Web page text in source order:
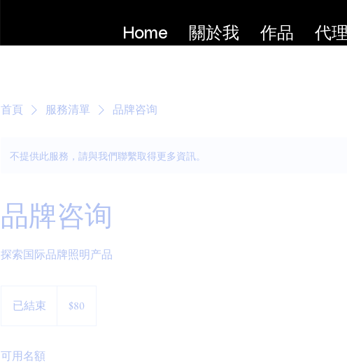
Home 關於我 作品 代
首頁 服務清單 品牌咨询
不提供此服務，請與我們聯繫取得更多資訊。
品牌咨询
探索国际品牌照明产品
已結束 $80
可用名額